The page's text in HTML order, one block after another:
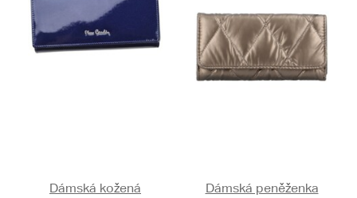
Dámská kožená
Dámská peněženka